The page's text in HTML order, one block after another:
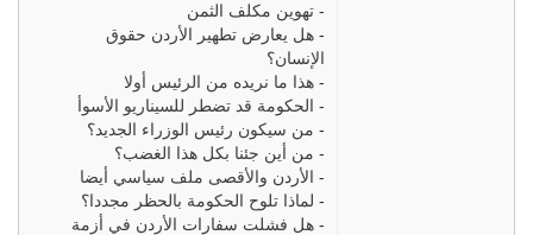
- تهوين مكلف الثمن
- هل يعارض تطهير الأردن حقوق
الإنسان؟
- هذا ما نريده من الرئيس أولا
- الحكومة قد تضطر للسيناريو الأسوأ
- من سيكون رئيس الوزراء الجديد؟
- من أين جئنا بكل هذا الغضب؟
- الأردن والأقصى ملف سياسي أيضا
- لماذا تلوح الحكومة بالحظر مجددا؟
- هل فشلت سفارات الأردن في أزمة